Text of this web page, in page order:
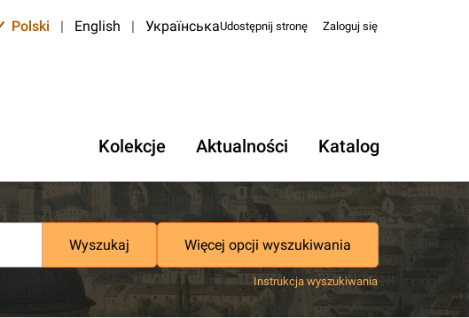
Polski | English | УкраїнськаUdostępnij stronę Zaloguj się
Kolekcje Aktualności Katalog
Wyszukaj Więcej opcji wyszukiwania
Instrukcja wyszukiwania